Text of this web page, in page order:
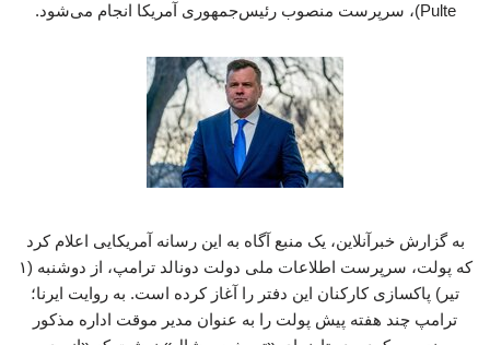
Pulte)، سرپرست منصوب رئیس‌جمهوری آمریکا انجام می‌شود.
به گزارش خبرآنلاین، یک منبع آگاه به این رسانه آمریکایی اعلام کرد
که پولت، سرپرست اطلاعات ملی دولت دونالد ترامپ، از دوشنبه (۱
تیر) پاکسازی کارکنان این دفتر را آغاز کرده است. به روایت ایرنا؛
ترامپ چند هفته پیش پولت را به عنوان مدیر موقت اداره مذکور